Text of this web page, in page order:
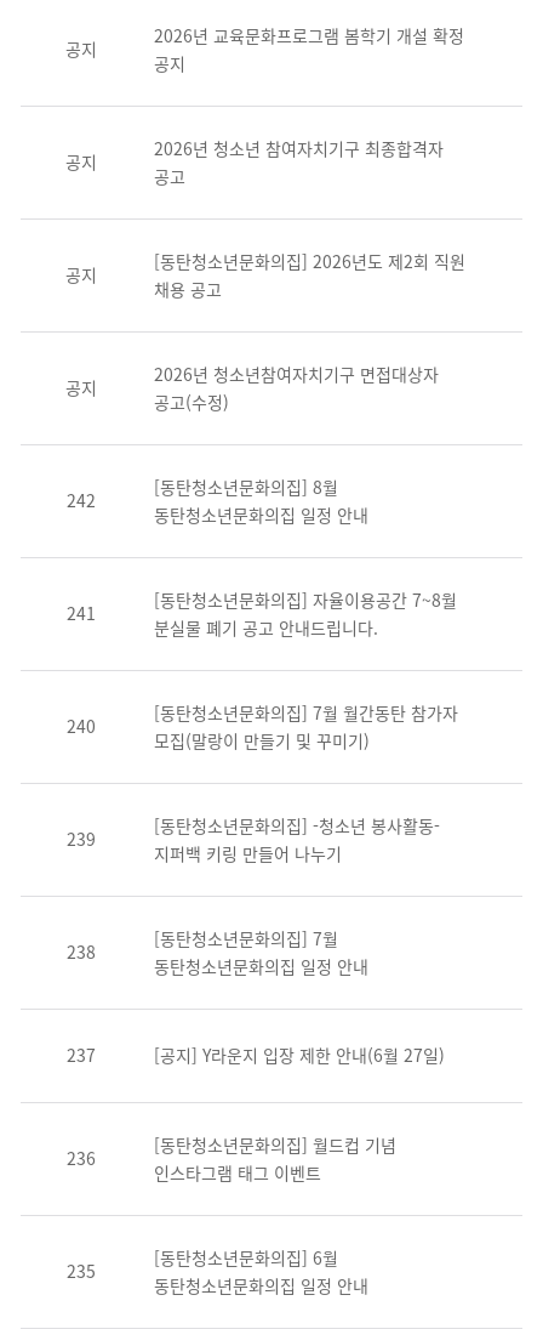
공지
2026년 교육문화프로그램 봄학기 개설 확정
공지
공지
2026년 청소년 참여자치기구 최종합격자
공고
공지
[동탄청소년문화의집] 2026년도 제2회 직원
채용 공고
공지
2026년 청소년참여자치기구 면접대상자
공고(수정)
242
[동탄청소년문화의집] 8월
동탄청소년문화의집 일정 안내
241
[동탄청소년문화의집] 자율이용공간 7~8월
분실물 폐기 공고 안내드립니다.
240
[동탄청소년문화의집] 7월 월간동탄 참가자
모집(말랑이 만들기 및 꾸미기)
239
[동탄청소년문화의집] -청소년 봉사활동-
지퍼백 키링 만들어 나누기
238
[동탄청소년문화의집] 7월
동탄청소년문화의집 일정 안내
237 [공지] Y라운지 입장 제한 안내(6월 27일)
236
[동탄청소년문화의집] 월드컵 기념
인스타그램 태그 이벤트
235
[동탄청소년문화의집] 6월
동탄청소년문화의집 일정 안내